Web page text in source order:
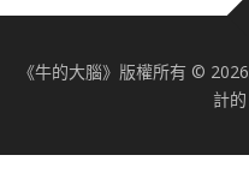
《牛的大腦》版權所有 © 2026
計的